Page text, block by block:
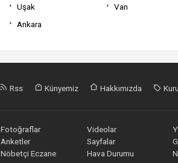
Uşak Van
Ankara
Rss Künyemiz Hakkımızda
Fotoğraflar Videolar
Anketler
Sayfalar
Nöbetçi Eczane
Hava Durumu